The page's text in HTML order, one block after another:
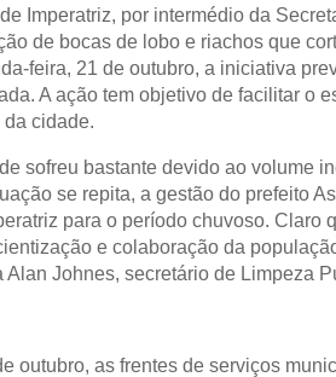
Imperatriz, por intermédio da
de bocas de lobo e riachos que
feira, 21 de outubro, a iniciativa
A ação tem objetivo de facilitar o
cidade.
sofreu bastante devido ao volume
se repita, a gestão do prefeito
para o período chuvoso. Claro
e colaboração da
Alan Johnes, secretário de Limpeza
outubro, as frentes de serviços